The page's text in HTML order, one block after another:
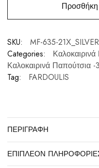
SKU:
MF-635-21Χ_SILVER
Categories:
Καλοκαιρινά Παπούτσια -
Tag:
FARDOULIS
ΠΕΡΙΓΡΑΦΉ
ΕΠΙΠΛΈΟΝ